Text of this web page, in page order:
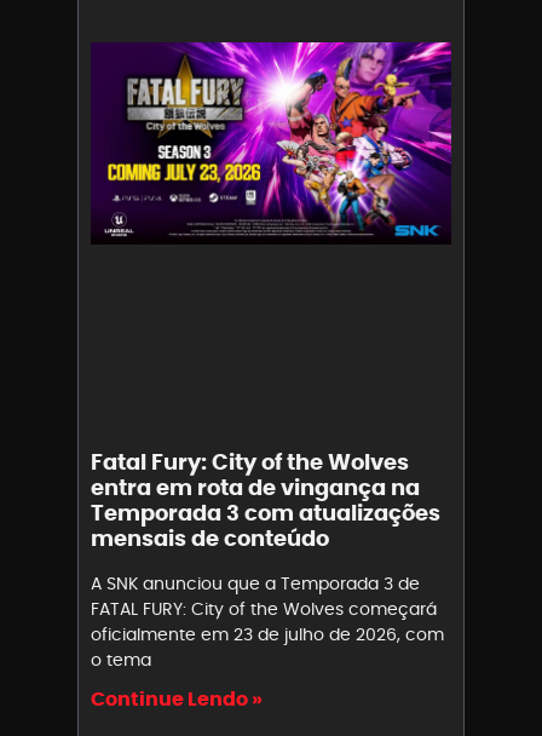
Fatal Fury: City of the Wolves
entra em rota de vingança na
Temporada 3 com atualizações
mensais de conteúdo
A SNK anunciou que a Temporada 3 de
FATAL FURY: City of the Wolves começará
oficialmente em 23 de julho de 2026, com
o tema
Continue Lendo »